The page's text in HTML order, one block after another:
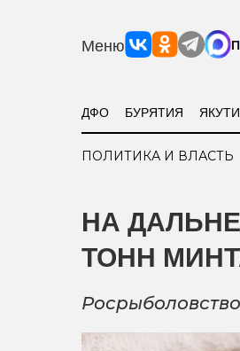
Меню
ДФО БУРЯТИЯ
ПОЛИТИКА И ВЛАСТЬ
НА
ТОНН